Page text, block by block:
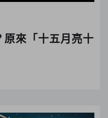
來「十五月亮十